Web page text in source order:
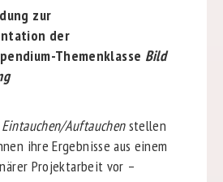
zur
der
Themenklasse Bild
Eintauchen/Auftauchenstellen
ihre Ergebnisse aus einem
Projektarbeit vor –